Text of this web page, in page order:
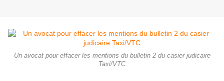
Un avocat pour effacer les mentions du bulletin 2 du casier judicaire
Taxi/VTC